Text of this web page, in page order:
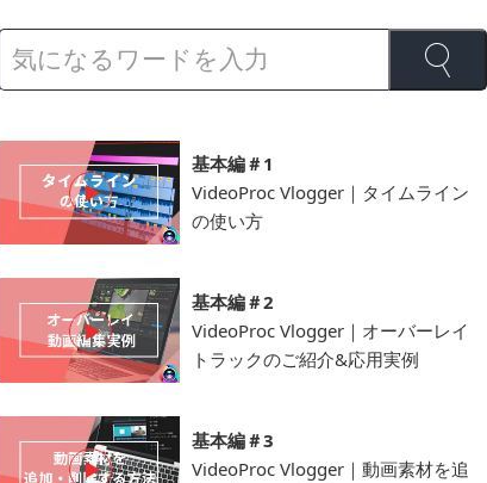
基本編＃1
VideoProc Vlogger｜タイムライン
の使い方
基本編＃2
VideoProc Vlogger｜オーバーレイ
トラックのご紹介&応用実例
基本編＃3
VideoProc Vlogger｜動画素材を追